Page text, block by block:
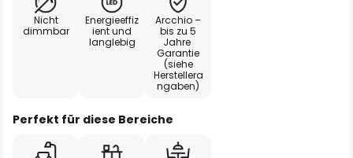
Nicht
dimmbar
Energieeffiz
ient und
langlebig
Arcchio –
bis zu 5
Jahre
Garantie
(siehe
Herstellera
ngaben)
Perfekt für diese Bereiche